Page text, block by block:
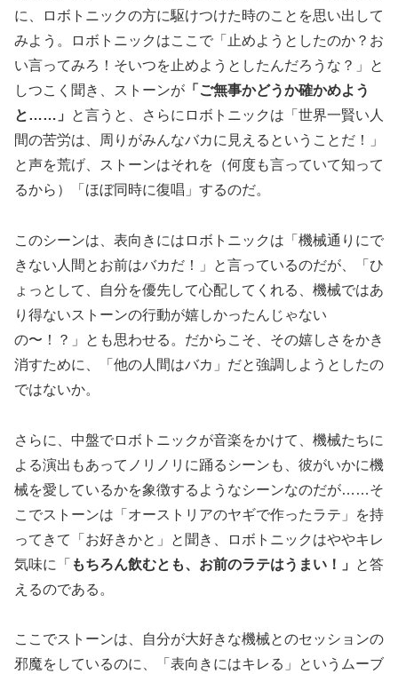
に、ロボトニックの方に駆けつけた時のことを思い出して
みよう。ロボトニックはここで「止めようとしたのか？お
い言ってみろ！そいつを止めようとしたんだろうな？」と
しつこく聞き、ストーンが 「ご無事かどうか確かめよう
と……」
と言うと、さらにロボトニックは「世界一賢い人
間の苦労は、周りがみんなバカに見えるということだ！」
と声を荒げ、ストーンはそれを（何度も言っていて知って
るから）「ほぼ同時に復唱」するのだ。
このシーンは、表向きにはロボトニックは「機械通りにで
きない人間とお前はバカだ！」と言っているのだが、「ひ
ょっとして、自分を優先して心配してくれる、機械ではあ
り得ないストーンの行動が嬉しかったんじゃない
の〜！？」とも思わせる。だからこそ、その嬉しさをかき
消すために、「他の人間はバカ」だと強調しようとしたの
ではないか。
さらに、中盤でロボトニックが音楽をかけて、機械たちに
よる演出もあってノリノリに踊るシーンも、彼がいかに機
械を愛しているかを象徴するようなシーンなのだが……そ
こでストーンは「オーストリアのヤギで作ったラテ」を持
ってきて「お好きかと」と聞き、ロボトニックはややキレ
気味に「 もちろん飲むとも、お前のラテはうまい！」
と答
えるのである。
ここでストーンは、自分が大好きな機械とのセッションの
邪魔をしているのに、「表向きにはキレる」というムーブ